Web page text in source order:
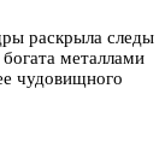
раскрыла следы
металлами
чудовищного